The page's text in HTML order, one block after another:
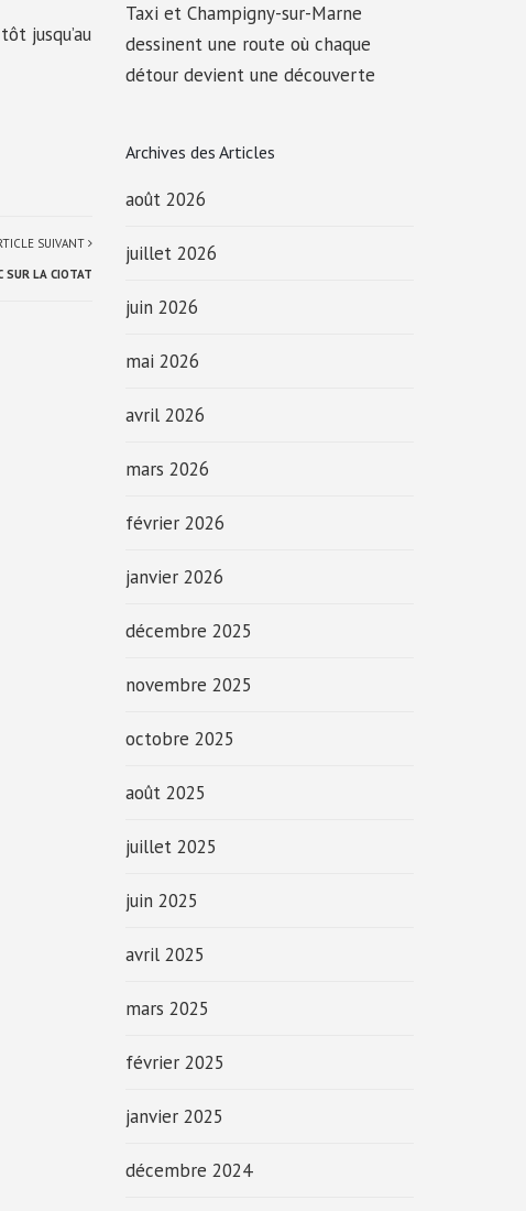
jusqu’au
SUIVANT
SUR LA CIOTAT
Taxi et Champigny-sur-Marne
dessinent une route où chaque
détour devient une découverte
Archives des Articles
août 2026
juillet 2026
juin 2026
mai 2026
avril 2026
mars 2026
février 2026
janvier 2026
décembre 2025
novembre 2025
octobre 2025
août 2025
juillet 2025
juin 2025
avril 2025
mars 2025
février 2025
janvier 2025
décembre 2024